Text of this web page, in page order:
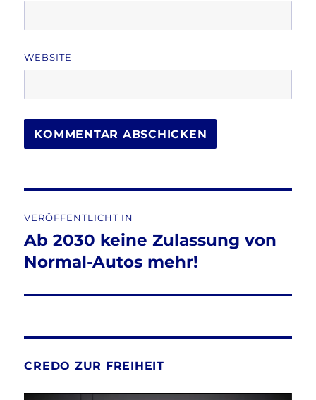
WEBSITE
VERÖFFENTLICHT IN
Ab 2030 keine Zulassung von
Normal-Autos mehr!
CREDO ZUR FREIHEIT